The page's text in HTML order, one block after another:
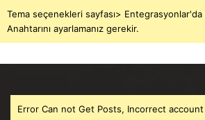
Tema seçenekleri sayfası> Entegrasyonlar'da
Anahtarını ayarlamanız gerekir.
Error Can not Get Posts, Incorrect